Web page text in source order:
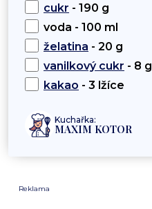
cukr - 190 g
voda - 100 ml
želatina - 20 g
vanilkový cukr - 8 g
kakao - 3 lžíce
Kuchařka:
MAXIM KOTOR
Reklama